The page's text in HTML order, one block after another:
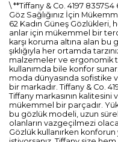
\ **Tiffany & Co. 4197 8357S4
Göz Sağlığınız İçin
62 Kadın Güneş Gözlükleri,
anlar için mükemmel bir
karşı koruma altına alan bu
şıklığıyla her ortamda
malzemeler ve ergonomik
kullanımda bile konfor
moda dünyasında sofistike
bir markadır. Tiffany & Co.
Tiffany markasının kalitesini
mükemmel bir parçadır.
bu gözlük modeli, uzun
olanların vazgeçilmezi
Gözlük kullanırken konforun